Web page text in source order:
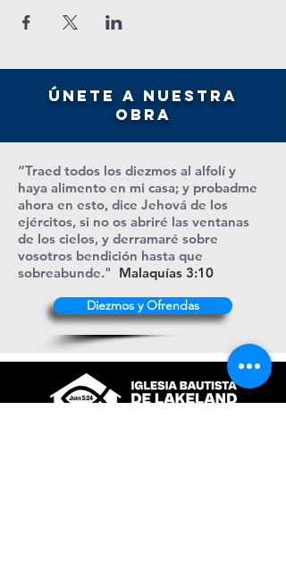
únete a nuestra
obra
“Traed todos los diezmos al alfolí y
haya alimento en mi casa; y probadme
ahora en esto, dice Jehová de los
ejércitos, si no os abriré las ventanas
de los cielos, y derramaré sobre
vosotros bendición hasta que
sobreabunde." Malaquías 3:10
Diezmos y Ofrendas